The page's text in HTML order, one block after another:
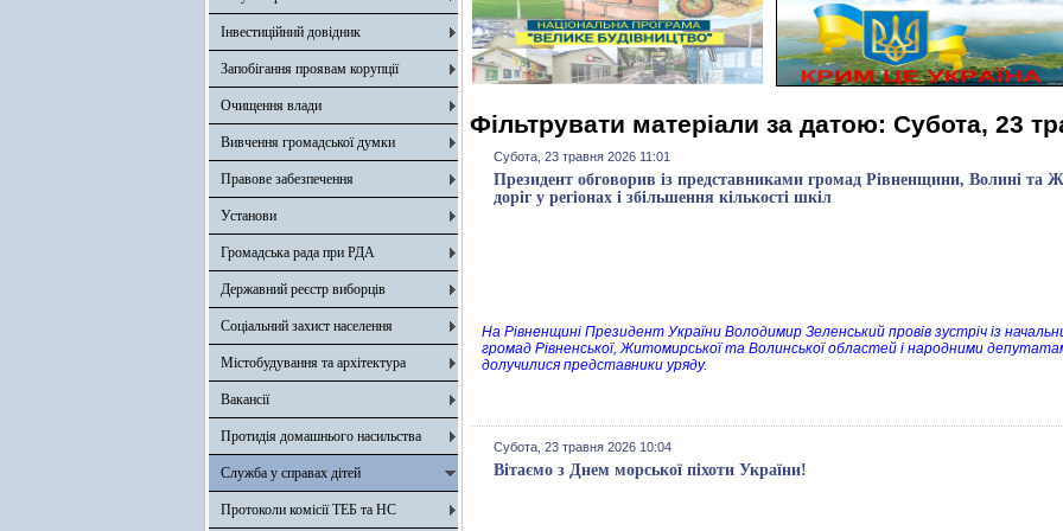
Інвестиційний довідник
Запобігання проявам корупції
Очищення влади
Вивчення громадської думки
Правове забезпечення
Установи
Громадська рада при РДА
Державний реєстр виборців
Соціальний захист населення
Містобудування та архітектура
Вакансії
Протидія домашнього насильства
Служба у справах дітей
Протоколи комісії ТЕБ та НС
Фільтрувати матеріали за датою: Субота, 23
Субота, 23 травня 2026 11:01
Президент обговорив із представниками громад Рівненщини, Волині та
доріг у регіонах і збільшення кількості шкіл
На Рівненщині Президент України Володимир Зеленський провів зустріч із
громад Рівненської, Житомирської та Волинської областей і народними
долучилися представники уряду.
Субота, 23 травня 2026 10:04
Вітаємо з Днем морської піхоти України!